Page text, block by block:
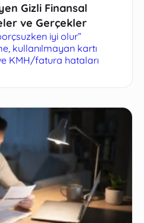
Gizli Finansal
ve Gerçekler
iyi olur”
kullanılmayan kartı
KMH/fatura hataları